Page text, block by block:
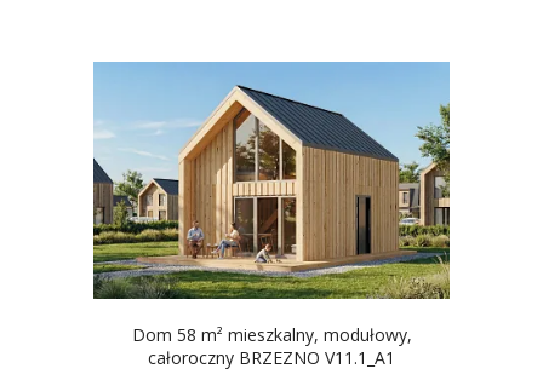
Dom 58 m² mieszkalny, modułowy,
całoroczny BRZEZNO V11.1_A1